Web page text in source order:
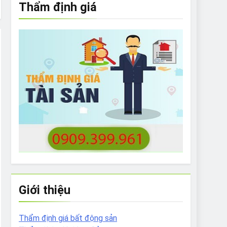
to What Bulldogs Can (and can’t) Eat
Do I Need to Groom My Bulldog
Thẩm định giá
Giới thiệu
Thẩm định giá bất động sản